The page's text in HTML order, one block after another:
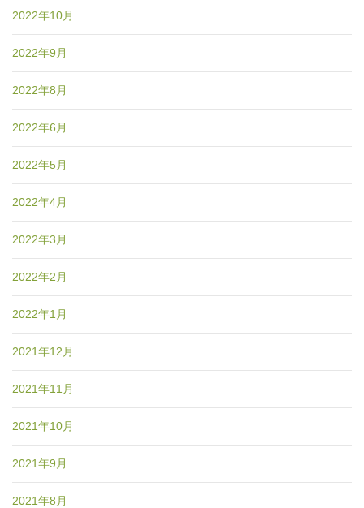
2022年10月
2022年9月
2022年8月
2022年6月
2022年5月
2022年4月
2022年3月
2022年2月
2022年1月
2021年12月
2021年11月
2021年10月
2021年9月
2021年8月